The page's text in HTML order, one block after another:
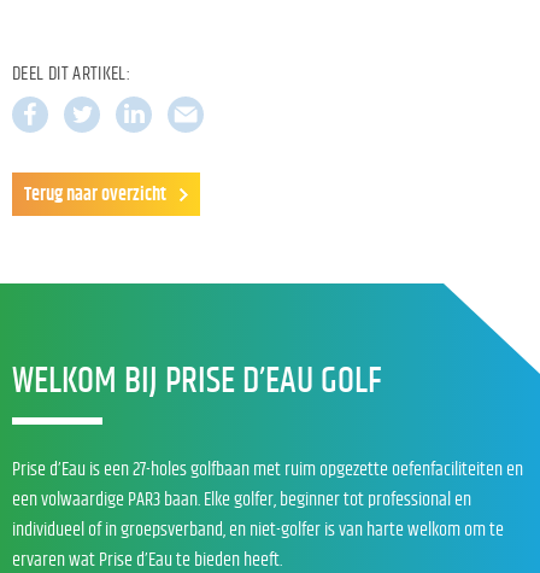
DEEL DIT ARTIKEL:
Terug naar overzicht
WELKOM BIJ PRISE D’EAU GOLF
Prise d’Eau is een 27-holes golfbaan met ruim opgezette oefenfaciliteiten en
een volwaardige PAR3 baan. Elke golfer, beginner tot professional en
individueel of in groepsverband, en niet-golfer is van harte welkom om te
ervaren wat Prise d’Eau te bieden heeft.